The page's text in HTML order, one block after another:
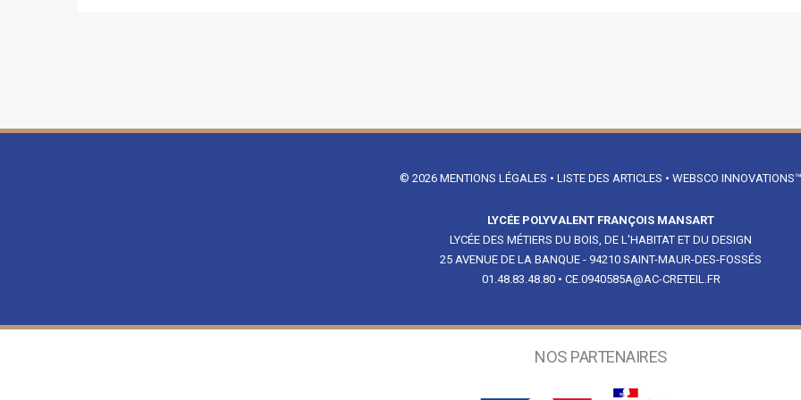
© 2026 MENTIONS LÉGALES • LISTE DES ARTICLES • WEBSCO INNOVATIONS™
LYCÉE POLYVALENT FRANÇOIS MANSART
LYCÉE DES MÉTIERS DU BOIS, DE L'HABITAT ET DU DESIGN
25 AVENUE DE LA BANQUE - 94210 SAINT-MAUR-DES-FOSSÉS
01.48.83.48.80• CE.0940585A@AC-CRETEIL.FR
NOS PARTENAIRES